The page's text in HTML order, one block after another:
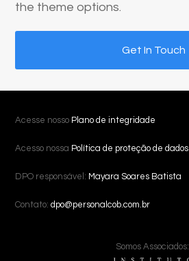
the theme options.
Get In Touch
Acesse nosso Plano de integridade
Acesso nossa Política de proteção de dados
DPO responsável: Mayara Soares Batista
Contato:dpo@personalcob.com.br
Somos Associados: